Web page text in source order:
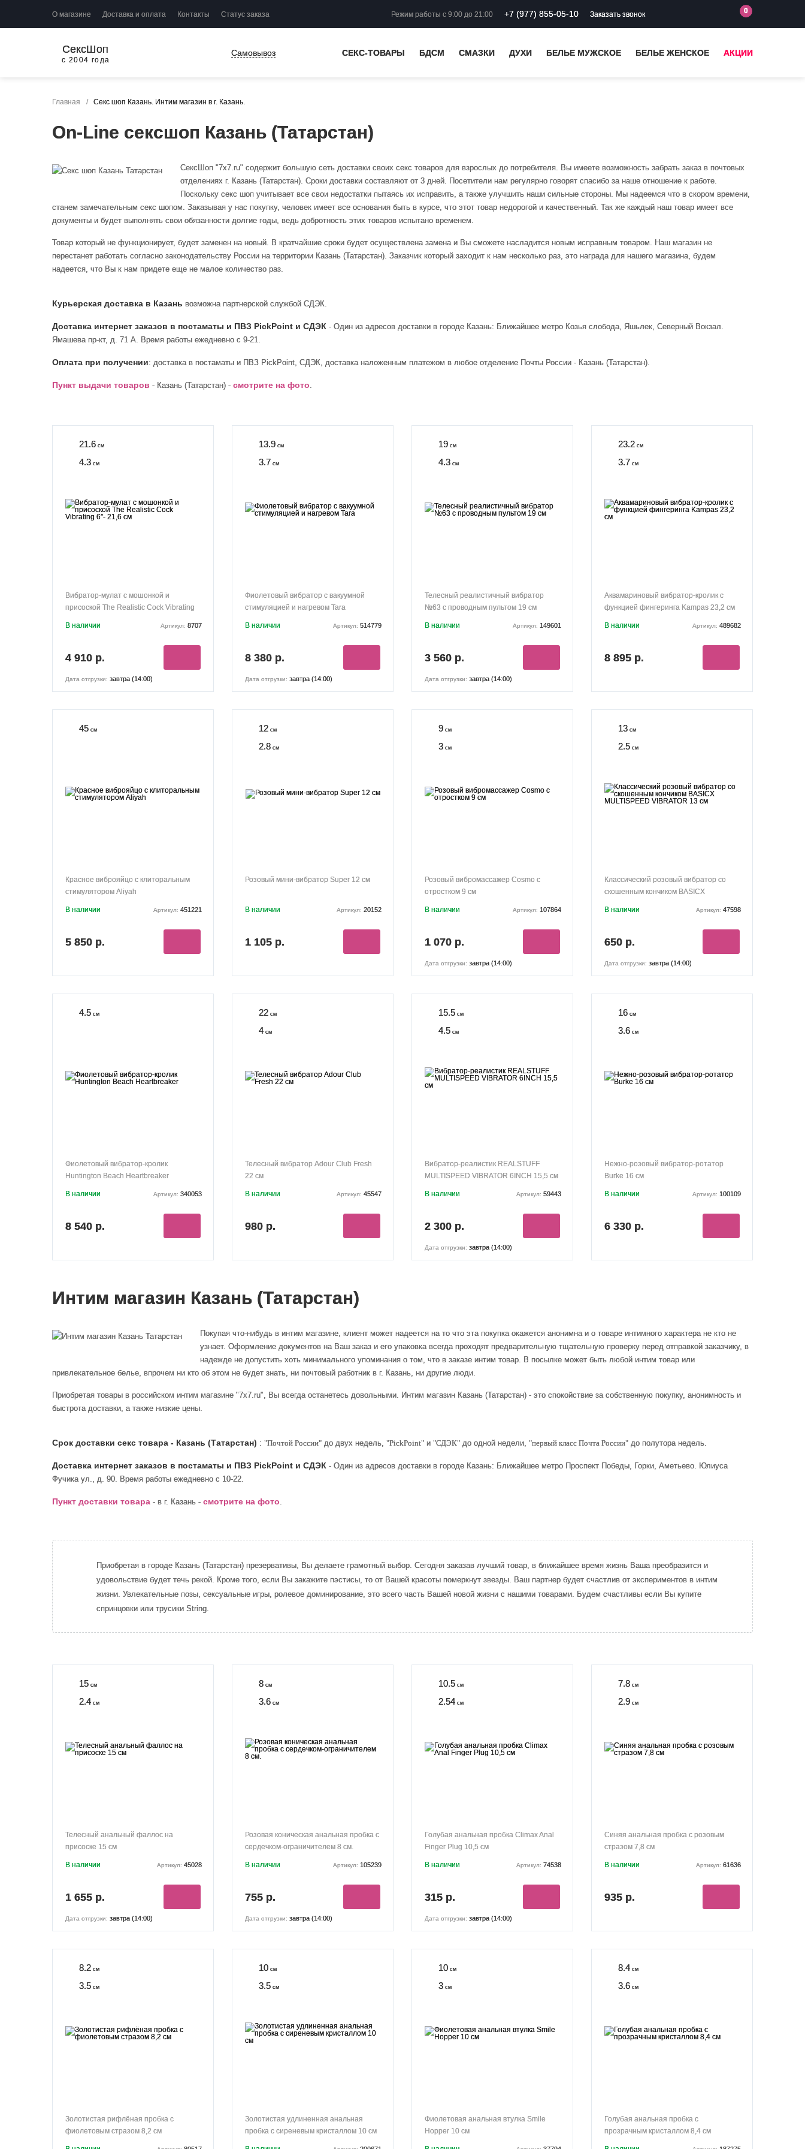
О магазине Доставка и оплата Контакты Статус заказа Режим работы с 9:00 до 21:00 +7 (977) 855-05-10 Заказать звонок 0
СексШоп
с 2004 года
Самовывоз СЕКС-ТОВАРЫ БДСМ СМАЗКИ ДУХИ БЕЛЬЕ МУЖСКОЕ БЕЛЬЕ ЖЕНСКОЕ АКЦИИ
Главная Секс шоп Казань. Интим магазин в г. Казань.
On-Line сексшоп Казань (Татарстан)
СексШоп "7x7.ru" содержит большую сеть доставки своих секс товаров для взрослых до потребителя. Вы имеете возможность забрать заказ в почтовых
отделениях г. Казань (Татарстан). Сроки доставки составляют от 3 дней. Посетители нам регулярно говорят спасибо за наше отношение к работе.
Поскольку секс шоп учитывает все свои недостатки пытаясь их исправить, а также улучшить наши сильные стороны. Мы надеемся что в скором времени,
станем замечательным секс шопом. Заказывая у нас покупку, человек имеет все основания быть в курсе, что этот товар недорогой и качественный. Так же каждый наш товар имеет все
документы и будет выполнять свои обязанности долгие годы, ведь добротность этих товаров испытано временем.
Товар который не функционирует, будет заменен на новый. В кратчайшие сроки будет осуществлена замена и Вы сможете насладится новым исправным товаром. Наш магазин не
перестанет работать согласно законодательству России на территории Казань (Татарстан). Заказчик который заходит к нам несколько раз, это награда для нашего магазина, будем
надеется, что Вы к нам придете еще не малое количество раз.
Курьерская доставка в Казань возможна партнерской службой СДЭК.
Доставка интернет заказов в постаматы и ПВЗ PickPoint и СДЭК - Один из адресов доставки в городе Казань: Ближайшее метро Козья слобода, Яшьлек, Северный Вокзал.
Ямашева пр-кт, д. 71 А. Время работы ежедневно с 9-21.
Оплата при получении: доставка в постаматы и ПВЗ PickPoint, СДЭК, доставка наложенным платежом в любое отделение Почты России - Казань (Татарстан).
Пункт выдачи товаров - Казань (Татарстан) - смотрите на фото.
21.6 см
4.3 см
Вибратор-мулат с мошонкой и
присоской The Realistic Cock Vibrating
В наличии Артикул: 8707
4 910 р.
Дата отгрузки: завтра (14:00)
13.9 см
3.7 см
Фиолетовый вибратор с вакуумной
стимуляцией и нагревом Tara
В наличии Артикул: 514779
8 380 р.
Дата отгрузки: завтра (14:00)
19 см
4.3 см
Телесный реалистичный вибратор
№63 с проводным пультом 19 см
В наличии Артикул: 149601
3 560 р.
Дата отгрузки: завтра (14:00)
23.2 см
3.7 см
Аквамариновый вибратор-кролик с
функцией фингеринга Kampas 23,2 см
В наличии Артикул: 489682
8 895 р.
45 см
Красное виброяйцо с клиторальным
стимулятором Aliyah
В наличии Артикул: 451221
5 850 р.
12 см
2.8 см
Розовый мини-вибратор Super 12 см
В наличии Артикул: 20152
1 105 р.
9 см
3 см
Розовый вибромассажер Сosmo с
отростком 9 см
В наличии Артикул: 107864
1 070 р.
Дата отгрузки: завтра (14:00)
13 см
2.5 см
Классический розовый вибратор со
скошенным кончиком BASICX
В наличии Артикул: 47598
650 р.
Дата отгрузки: завтра (14:00)
4.5 см
Фиолетовый вибратор-кролик
Huntington Beach Heartbreaker
В наличии Артикул: 340053
8 540 р.
22 см
4 см
Телесный вибратор Adour Club Fresh
22 см
В наличии Артикул: 45547
980 р.
15.5 см
4.5 см
Вибратор-реалистик REALSTUFF
MULTISPEED VIBRATOR 6INCH 15,5 см
В наличии Артикул: 59443
2 300 р.
Дата отгрузки: завтра (14:00)
16 см
3.6 см
Нежно-розовый вибратор-ротатор
Burke 16 см
В наличии Артикул: 100109
6 330 р.
Интим магазин Казань (Татарстан)
Покупая что-нибудь в интим магазине, клиент может надеется на то что эта покупка окажется анонимна и о товаре интимного характера не кто не
узнает. Оформление документов на Ваш заказ и его упаковка всегда проходят предварительную тщательную проверку перед отправкой заказчику, в
надежде не допустить хоть минимального упоминания о том, что в заказе интим товар. В посылке может быть любой интим товар или
привлекательное белье, впрочем ни кто об этом не будет знать, ни почтовый работник в г. Казань, ни другие люди.
Приобретая товары в российском интим магазине "7x7.ru", Вы всегда останетесь довольными. Интим магазин Казань (Татарстан) - это спокойствие за собственную покупку, анонимность и
быстрота доставки, а также низкие цены.
Срок доставки секс товара - Казань (Татарстан) : "Почтой России" до двух недель, "PickPoint" и "СДЭК" до одной недели, "первый класс Почта России" до полутора недель.
Доставка интернет заказов в постаматы и ПВЗ PickPoint и СДЭК - Один из адресов доставки в городе Казань: Ближайшее метро Проспект Победы, Горки, Аметьево. Юлиуса
Фучика ул., д. 90. Время работы ежедневно с 10-22.
Пункт доставки товара - в г. Казань - смотрите на фото.
Приобретая в городе Казань (Татарстан) презервативы, Вы делаете грамотный выбор. Сегодня заказав лучший товар, в ближайшее время жизнь Ваша преобразится и
удовольствие будет течь рекой. Кроме того, если Вы закажите пэстисы, то от Вашей красоты померкнут звезды. Ваш партнер будет счастлив от экспериментов в интим
жизни. Увлекательные позы, сексуальные игры, ролевое доминирование, это всего часть Вашей новой жизни с нашими товарами. Будем счастливы если Вы купите
спринцовки или трусики String.
15 см
2.4 см
Телесный анальный фаллос на
присоске 15 см
В наличии Артикул: 45028
1 655 р.
Дата отгрузки: завтра (14:00)
8 см
3.6 см
Розовая коническая анальная пробка с
сердечком-ограничителем 8 см.
В наличии Артикул: 105239
755 р.
Дата отгрузки: завтра (14:00)
10.5 см
2.54 см
Голубая анальная пробка Climax Anal
Finger Plug 10,5 см
В наличии Артикул: 74538
315 р.
Дата отгрузки: завтра (14:00)
7.8 см
2.9 см
Синяя анальная пробка с розовым
стразом 7,8 см
В наличии Артикул: 61636
935 р.
8.2 см
3.5 см
Золотистая рифлёная пробка с
фиолетовым стразом 8,2 см
10 см
3.5 см
Золотистая удлиненная анальная
пробка с сиреневым кристаллом 10 см
10 см
3 см
Фиолетовая анальная втулка Smile
Hopper 10 см
8.4 см
3.6 см
Голубая анальная пробка с
прозрачным кристаллом 8,4 см